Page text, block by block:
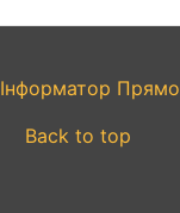
Інформатор Прямо
Back to top